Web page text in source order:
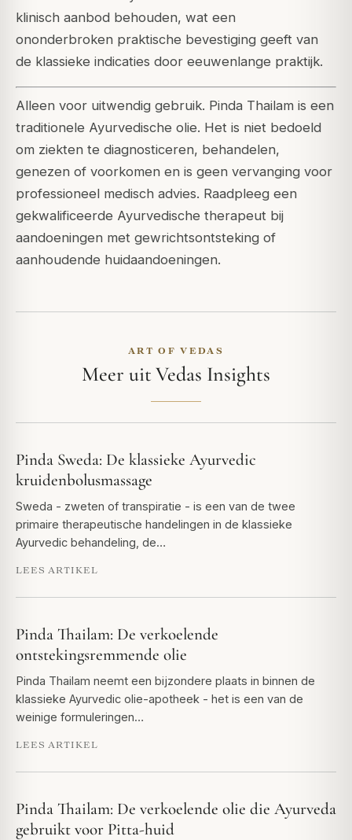
klinisch aanbod behouden, wat een
ononderbroken praktische bevestiging geeft van
de klassieke indicaties door eeuwenlange praktijk.
Alleen voor uitwendig gebruik. Pinda Thailam is een
traditionele Ayurvedische olie. Het is niet bedoeld
om ziekten te diagnosticeren, behandelen,
genezen of voorkomen en is geen vervanging voor
professioneel medisch advies. Raadpleeg een
gekwalificeerde Ayurvedische therapeut bij
aandoeningen met gewrichtsontsteking of
aanhoudende huidaandoeningen.
ART OF VEDAS
Meer uit Vedas Insights
Pinda Sweda: De klassieke Ayurvedic
kruidenbolusmassage
Sweda - zweten of transpiratie - is een van de twee
primaire therapeutische handelingen in de klassieke
Ayurvedic behandeling, de…
LEES ARTIKEL
Pinda Thailam: De verkoelende
ontstekingsremmende olie
Pinda Thailam neemt een bijzondere plaats in binnen de
klassieke Ayurvedic olie-apotheek - het is een van de
weinige formuleringen…
LEES ARTIKEL
Pinda Thailam: De verkoelende olie die Ayurveda
gebruikt voor Pitta-huid